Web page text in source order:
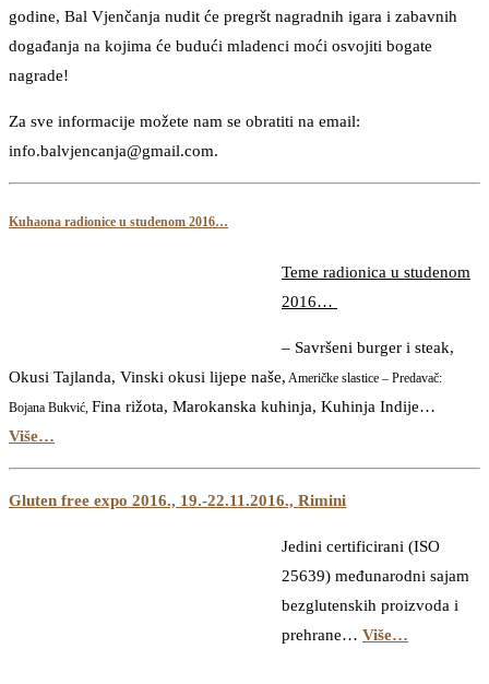
godine, Bal Vjenčanja nudit će pregršt nagradnih igara i zabavnih
događanja na kojima će budući mladenci moći osvojiti bogate
nagrade!
Za sve informacije možete nam se obratiti na email:
info.balvjencanja@gmail.com.
Kuhaona radionice u studenom 2016…
Teme radionica u studenom
2016…
– Savršeni burger i steak,
Okusi Tajlanda, Vinski okusi lijepe naše, Američke slastice – Predavač:
Bojana Bukvić, Fina rižota, Marokanska kuhinja, Kuhinja Indije…
Više…
Gluten free expo 2016., 19.-22.11.2016., Rimini
Jedini certificirani (ISO
25639) međunarodni sajam
bezglutenskih proizvoda i
prehrane… Više…